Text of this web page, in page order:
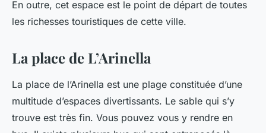
En outre, cet espace est le point de départ de toutes
les richesses touristiques de cette ville.
La place de L’Arinella
La place de l’Arinella est une plage constituée d’une
multitude d’espaces divertissants. Le sable qui s’y
trouve est très fin. Vous pouvez vous y rendre en